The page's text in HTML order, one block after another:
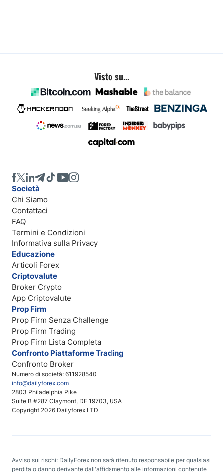
Visto su...
Numero di società: 611928540
info@dailyforex.com
2803 Philadelphia Pike
Suite B #287 Claymont, DE 19703, USA
Copyright 2026 Dailyforex LTD
Società
Chi Siamo
Contattaci
FAQ
Termini e Condizioni
Informativa sulla Privacy
Educazione
Articoli Forex
Criptovalute
Broker Crypto
App Criptovalute
Prop Firm
Prop Firm Senza Challenge
Prop Firm Trading
Prop Firm Lista Completa
Confronto Piattaforme Trading
Confronto Broker
Avviso sui rischi: DailyForex non sarà ritenuto responsabile per qualsiasi
perdita o danno derivante dall'affidamento alle informazioni contenute